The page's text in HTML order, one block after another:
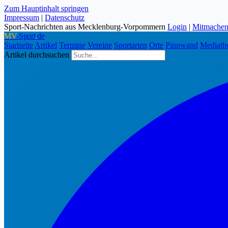
Zum Hauptinhalt springen
Impressum | Datenschutz
Sport-Nachrichten aus Mecklenburg-Vorpommern Login | Mitmachen
MV-Sport.de
Startseite Artikel Termine Vereine Sportarten Orte Pinnwand
Artikel durchsuchen